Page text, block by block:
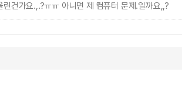
건가요.,.?ㅠㅠ 아니면 제 컴퓨터 문제.일까요,,?